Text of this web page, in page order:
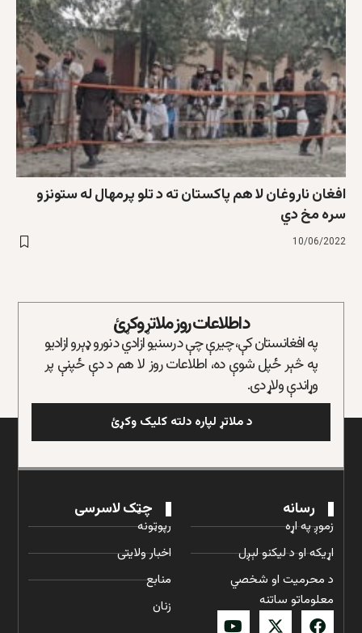
افغان ناروغان لا هم پاکستان ته د تلو پرمهال له ستونزو
سره مخ دي
10/06/2022
د اطلاعات روز ملاتړ وکړئ
په افغانستان کې، چیرې چې د رسنیو ازادي د نورو ډېرو ازادیو
په څېر ځپل شوې ده، اطلاعات روز لا هم د دې ځپنې پر
وړاندې ولاړ دی.
د ملاتړ لپاره دلته کلیک وکړئ
رسانه
زموږ په اړه
اړیکه او د لیکنو لېږل
د محرمیت او شخصي
معلوماتو ساتنه
چټک لاسرسی
رپوټونه
اخبار ولایتی
منابع
زنان